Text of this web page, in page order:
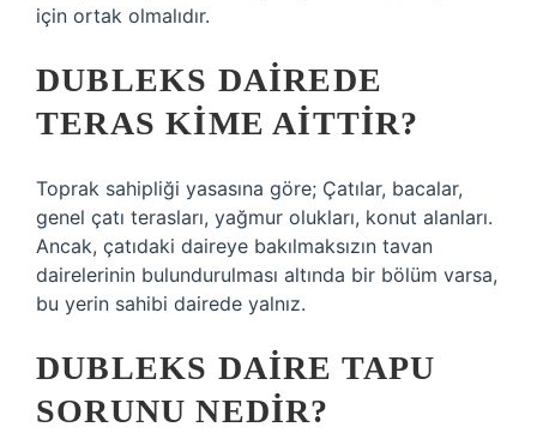
için ortak olmalıdır.
DUBLEKS DAIREDE
TERAS KIME AITTIR?
Toprak sahipliği yasasına göre; Çatılar, bacalar,
genel çatı terasları, yağmur olukları, konut alanları.
Ancak, çatıdaki daireye bakılmaksızın tavan
dairelerinin bulundurulması altında bir bölüm varsa,
bu yerin sahibi dairede yalnız.
DUBLEKS DAIRE TAPU
SORUNU NEDIR?